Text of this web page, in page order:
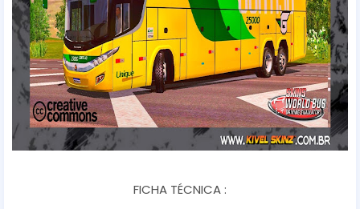
FICHA TÉCNICA :